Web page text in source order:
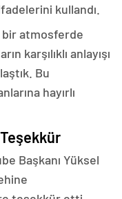
kullandı.
atmosferde
karşılıklı anlayışı
Bu
hayırlı
Teşekkür
Başkanı Yüksel